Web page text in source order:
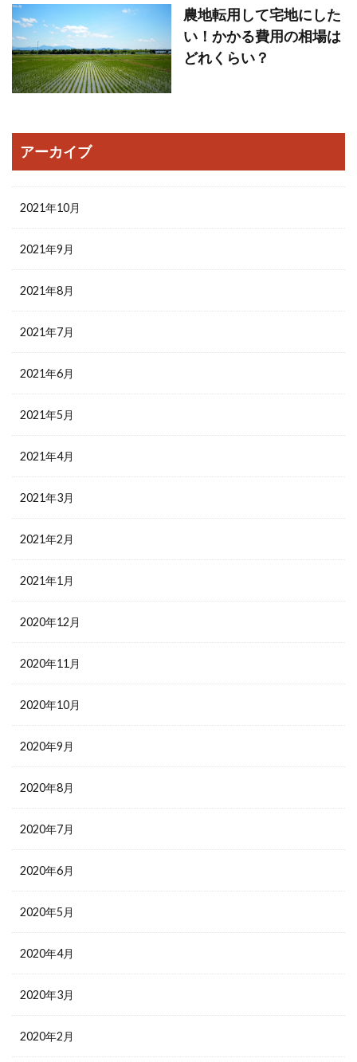
農地転用して宅地にした
い！かかる費用の相場は
どれくらい？
アーカイブ
2021年10月
2021年9月
2021年8月
2021年7月
2021年6月
2021年5月
2021年4月
2021年3月
2021年2月
2021年1月
2020年12月
2020年11月
2020年10月
2020年9月
2020年8月
2020年7月
2020年6月
2020年5月
2020年4月
2020年3月
2020年2月